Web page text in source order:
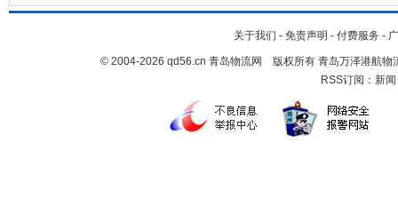
关于我们 - 免责声明 - 付费服务 -
© 2004-2026 qd56.cn 青岛物流网 版权所有 青岛万泽港航物
RSS订阅： 新闻